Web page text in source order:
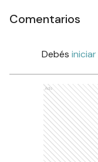
Comentarios
Debés
Ads